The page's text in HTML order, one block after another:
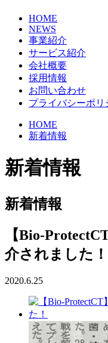
HOME
NEWS
事業紹介
サービス紹介
会社概要
採用情報
お問い合わせ
プライバシーポリ
HOME
新着情報
新着情報
新着情報
【Bio-
介されました！
2020.6.25